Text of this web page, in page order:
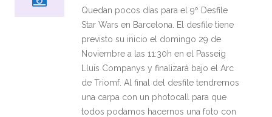
Quedan pocos días para el 9º Desfile
Star Wars en Barcelona. El desfile tiene
previsto su inicio el domingo 29 de
Noviembre a las 11:30h en el Passeig
Lluis Companys y finalizará bajo el Arc
de Triomf. Al final del desfile tendremos
una carpa con un photocall para que
todos podamos hacernos una foto con